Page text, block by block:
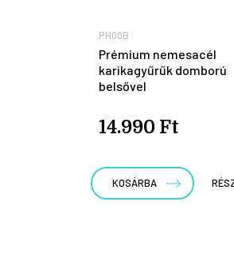
PH00B
Prémium nemesacél
karikagyűrűk domború
belsővel
14.990 Ft
KOSÁRBA